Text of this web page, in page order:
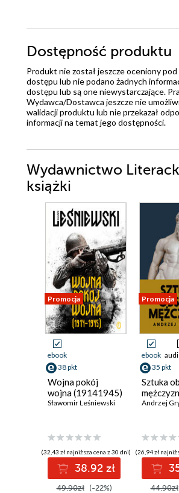
Dostępność produktu
Produkt nie został jeszcze oceniony
dostępu lub nie podano żadnych
dostępu lub są one niewystarczające.
Wydawca/Dostawca jeszcze nie
walidacji produktu lub nie przekazał
informacji na temat jego dostępności.
Wydawnictwo
książki
Promocja
ebook
38 pkt
Wojna pokój
wojna (19141945)
Sławomir Leśniewski
(32,43 zł najniższa cena z 30 dni)
38.92 zł
49.90zł (-22%)
Promocja
ebook
35 pkt
Sztuka
Andrzej
(26,94 zł
44.90zł